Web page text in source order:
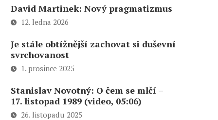
David Martinek: Nový pragmatizmus
12. ledna 2026
Je stále obtížnější zachovat si duševní
svrchovanost
1. prosince 2025
Stanislav Novotný: O čem se mlčí –
17. listopad 1989 (video, 05:06)
26. listopadu 2025